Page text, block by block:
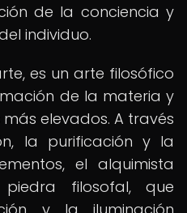
de la conciencia y
individuo.
es un arte filosófico
de la materia y
elevados. A través
la purificación y la
el alquimista
filosofal, que